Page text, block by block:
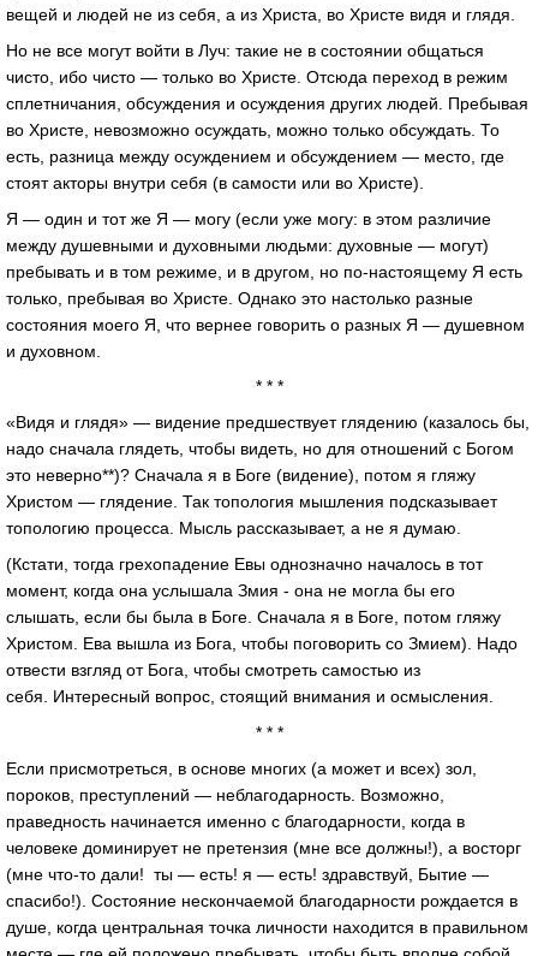
вещей и людей не из себя, а из Христа, во Христе видя и глядя.
Но не все могут войти в Луч: такие не в состоянии общаться
чисто, ибо чисто — только во Христе. Отсюда переход в режим
сплетничания, обсуждения и осуждения других людей. Пребывая
во Христе, невозможно осуждать, можно только обсуждать. То
есть, разница между осуждением и обсуждением — место, где
стоят акторы внутри себя (в самости или во Христе).
Я — один и тот же Я — могу (если уже могу: в этом различие
между душевными и духовными людьми: духовные — могут)
пребывать и в том режиме, и в другом, но по-настоящему Я есть
только, пребывая во Христе. Однако это настолько разные
состояния моего Я, что вернее говорить о разных Я — душевном
и духовном.
* * *
«Видя и глядя» — видение предшествует глядению (казалось бы,
надо сначала глядеть, чтобы видеть, но для отношений с Богом
это неверно**)? Сначала я в Боге (видение), потом я гляжу
Христом — глядение. Так топология мышления подсказывает
топологию процесса. Мысль рассказывает, а не я думаю.
(Кстати, тогда грехопадение Евы однозначно началось в тот
момент, когда она услышала Змия - она не могла бы его
слышать, если бы была в Боге. Сначала я в Боге, потом гляжу
Христом. Ева вышла из Бога, чтобы поговорить со Змием). Надо
отвести взгляд от Бога, чтобы смотреть самостью из
себя. Интересный вопрос, стоящий внимания и осмысления.
* * *
Если присмотреться, в основе многих (а может и всех) зол,
пороков, преступлений — неблагодарность. Возможно,
праведность начинается именно с благодарности, когда в
человеке доминирует не претензия (мне все должны!), а восторг
(мне что-то дали! ты — есть! я — есть! здравствуй, Бытие —
спасибо!). Состояние нескончаемой благодарности рождается в
душе, когда центральная точка личности находится в правильном